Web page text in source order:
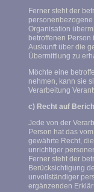
Ferner steht der
Organisation
betroffenen Person
Auskunft über die
Übermittlung zu
Möchte eine
nehmen, kann sie
Verarbeitung
c) Recht auf
Jede von der
Person hat das
gewährte Recht,
unrichtiger
Ferner steht der
Berücksichtigung
unvollständiger
ergänzenden